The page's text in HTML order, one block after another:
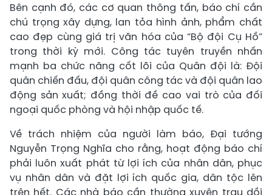
Bên cạnh đó, các cơ quan thông tấn, báo chí cần
chú trọng xây dựng, lan tỏa hình ảnh, phẩm chất
cao đẹp cùng giá trị văn hóa của “Bộ đội Cụ Hồ”
trong thời kỳ mới. Công tác tuyên truyền nhấn
mạnh ba chức năng cốt lõi của Quân đội là: Đội
quân chiến đấu, đội quân công tác và đội quân lao
động sản xuất; đồng thời đề cao vai trò của đối
ngoại quốc phòng và hội nhập quốc tế.
Về trách nhiệm của người làm báo, Đại tướng
Nguyễn Trọng Nghĩa cho rằng, hoạt động báo chí
phải luôn xuất phát từ lợi ích của nhân dân, phục
vụ nhân dân và đặt lợi ích quốc gia, dân tộc lên